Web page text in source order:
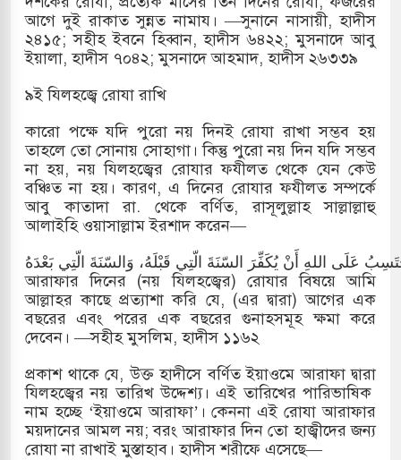
আগে দুই রাকাত সুন্নত নামায। —সুনানে নাসায়ী, হাদীস
২৪১৫; সহীহ ইবনে হিব্বান, হাদীস ৬৪২২; মুসনাদে আবু
ইয়ালা, হাদীস ৭০৪২; মুসনাদে আহমাদ, হাদীস ২৬৩৩৯
৯ই যিলহজ্বে রোযা রাখি
কারো পক্ষে যদি পুরো নয় দিনই রোযা রাখা সম্ভব হয়
তাহলে তো সোনায় সোহাগা। কিন্তু পুরো নয় দিন যদি সম্ভব
না হয়, নয় যিলহজ্বের রোযার ফযীলত থেকে যেন কেউ
বঞ্চিত না হয়। কারণ, এ দিনের রোযার ফযীলত সম্পর্কে
আবু কাতাদা রা. থেকে বর্ণিত, রাসূলুল্লাহ সাল্লাল্লাহু
আলাইহি ওয়াসাল্লাম ইরশাদ করেন—
عَلَى اللهِ أَنْ يُكَفِّرَ السّنَةَ الّتِي قَبْلَهُ، وَالسّنَةَ الّتِي بَعْدَهُ.
আরাফার দিনের (নয় যিলহজ্বের) রোযার বিষয়ে আমি
আল্লাহর কাছে প্রত্যাশা করি যে, (এর দ্বারা) আগের এক
বছরের এবং পরের এক বছরের গুনাহসমূহ ক্ষমা করে
দেবেন। —সহীহ মুসলিম, হাদীস ১১৬২
প্রকাশ থাকে যে, উক্ত হাদীসে বর্ণিত ইয়াওমে আরাফা দ্বারা
যিলহজ্বের নয় তারিখ উদ্দেশ্য। এই তারিখের পারিভাষিক
নাম হচ্ছে ‘ইয়াওমে আরাফা’। কেননা এই রোযা আরাফার
ময়দানের আমল নয়; বরং আরাফার দিন তো হাজ্বীদের জন্য
রোযা না রাখাই মুস্তাহাব। হাদীস শরীফে এসেছে—